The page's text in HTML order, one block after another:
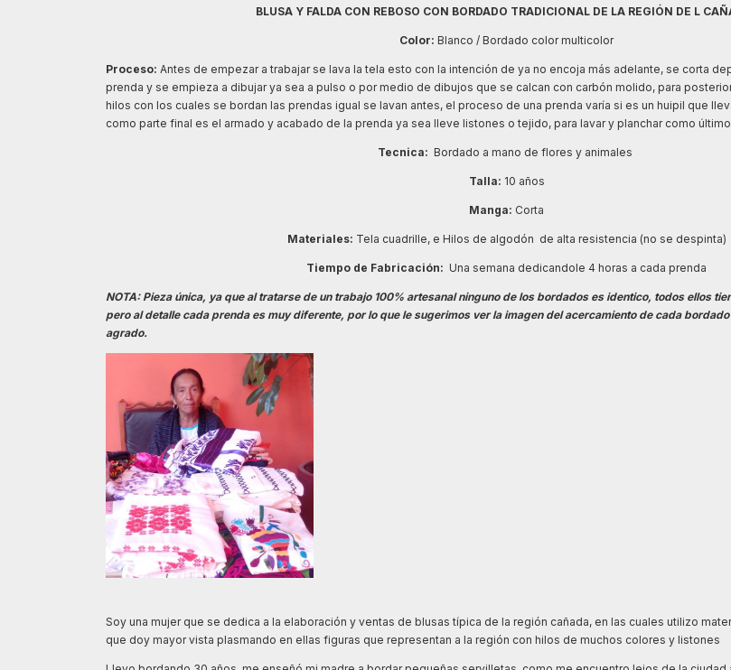
BLUSA Y FALDA CON REBOSO CON BORDADO TRADICIONAL DE LA REGIÓN DE L
Color: Blanco / Bordado color multicolor
Proceso: Antes de empezar a trabajar se lava la tela esto con la intención de ya no encoja más adelante, se corta
prenda y se empieza a dibujar ya sea a pulso o por medio de dibujos que se calcan con carbón molido, para
hilos con los cuales se bordan las prendas igual se lavan antes, el proceso de una prenda varía si es un huipil que
como parte final es el armado y acabado de la prenda ya sea lleve listones o tejido, para lavar y planchar como
Tecnica: Bordado a mano de flores y animales
Talla: 10 años
Manga: Corta
Materiales: Tela cuadrille, e Hilos de algodón de alta resistencia (no se despinta)
Tiempo de Fabricación: Una semana dedicandole 4 horas a cada prenda
NOTA: Pieza única, ya que al tratarse de un trabajo 100% artesanal ninguno de los bordados es identico, todos ellos
pero al detalle cada prenda es muy diferente, por lo que le sugerimos ver la imagen del acercamiento de cada
agrado.
Soy una mujer que se dedica a la elaboración y ventas de blusas típica de la región cañada, en las cuales utilizo
que doy mayor vista plasmando en ellas figuras que representan a la región con hilos de muchos colores y listones